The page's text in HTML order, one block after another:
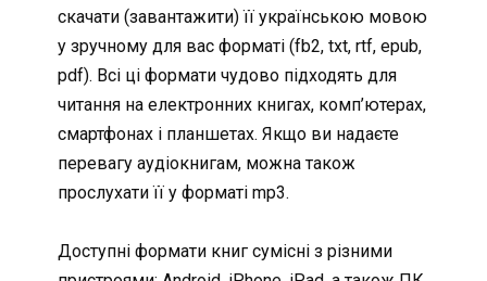
скачати (завантажити) її українською мовою
у зручному для вас форматі (fb2, txt, rtf, epub,
pdf). Всі ці формати чудово підходять для
читання на електронних книгах, комп’ютерах,
смартфонах і планшетах. Якщо ви надаєте
перевагу аудіокнигам, можна також
прослухати її у форматі mp3.
Доступні формати книг сумісні з різними